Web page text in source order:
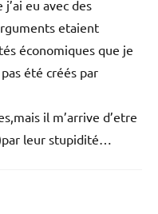
eu avec des
etaient
économiques que je
été créés par
il m’arrive d’etre
leur stupidité…